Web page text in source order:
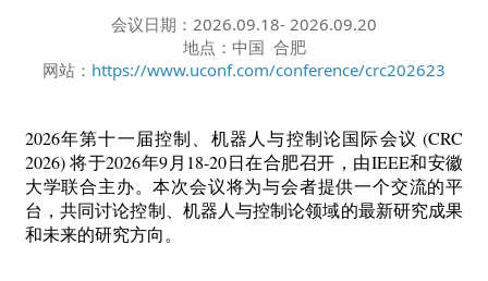
会议日期：2026.09.18- 2026.09.20
地点：中国 合肥
网站： https://www.uconf.com/conference/crc202623
2026年第十一届控制、机器人与控制论国际会议 (CRC
2026) 将于2026年9月18-20日在合肥召开，由IEEE和安徽
大学联合主办。本次会议将为与会者提供一个交流的平
台，共同讨论控制、机器人与控制论领域的最新研究成果
和未来的研究方向。